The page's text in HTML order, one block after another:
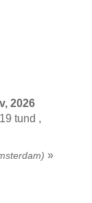
2026
tund ,
»